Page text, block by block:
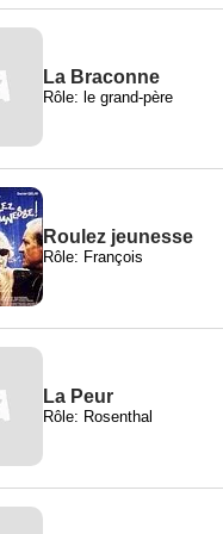
La Braconne
Rôle: le grand-père
Roulez jeunesse
Rôle: François
La Peur
Rôle: Rosenthal